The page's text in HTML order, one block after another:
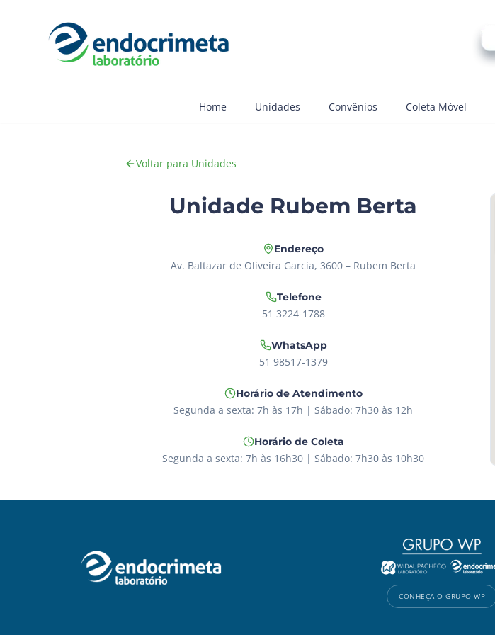
Home Unidades Convênios Coleta Móvel
Voltar para Unidades
Unidade Rubem Berta
Endereço
Av. Baltazar de Oliveira Garcia, 3600 – Rubem Berta
Telefone
51 3224-1788
WhatsApp
51 98517-1379
Horário de Atendimento
Segunda a sexta: 7h às 17h | Sábado: 7h30 às 12h
Horário de Coleta
Segunda a sexta: 7h às 16h30 | Sábado: 7h30 às 10h30
CONHEÇA O GRUPO WP